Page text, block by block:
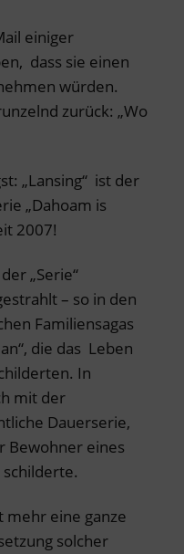
einiger
dass sie einen
würden.
zurück: „Wo
„Lansing“ ist der
„Dahoam is
2007!
„Serie“
– so in den
Familiensagas
die das Leben
In
mit der
Dauerserie,
Bewohner eines
mehr eine ganze
solcher